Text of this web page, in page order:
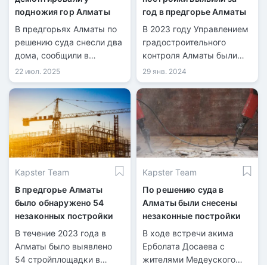
подножия гор Алматы
В предгорьях Алматы по
решению суда снесли два
дома, сообщили в
управлении
градостроительного
контроля.
22 июл. 2025
год в предгорье Алматы
В 2023 году Управлением
градостроительного
контроля Алматы были
обнаружены 54 случая
незаконного
строительства в горной
местности города. На 44
объекта уже поданы иски
в судебные органы.
29 янв. 2024
Kapster Team
В предгорье Алматы
было обнаружено 54
незаконных постройки
В течение 2023 года в
Алматы было выявлено
54 стройплощадки в
Kapster Team
По решению суда в
Алматы были снесены
незаконные постройки
В ходе встречи акима
Ерболата Досаева с
жителями Медеуского